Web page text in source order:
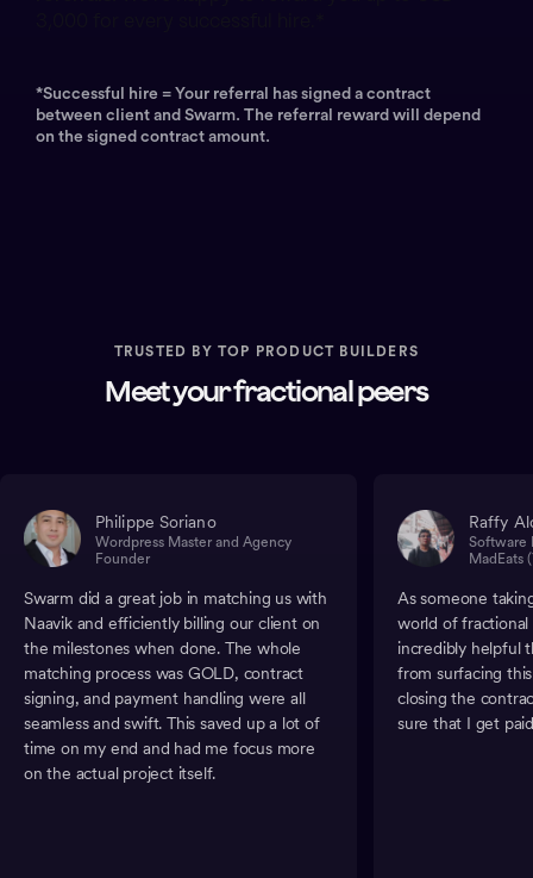
*Successful hire = Your referral has signed a contract
between client and Swarm. The referral reward will depend
on the signed contract amount.
TRUSTED BY TOP PRODUCT BUILDERS
Meet your fractional peers
Philippe Soriano
Wordpress Master and Agency
Founder
Swarm did a great job in matching us with
Naavik and efficiently billing our client on
the milestones when done. The whole
matching process was GOLD, contract
signing, and payment handling were all
seamless and swift. This saved up a lot of
time on my end and had me focus more
on the actual project itself.
Raffy
Software
MadEats
As someone
world of fractional
incredibly helpful
from surfacing
closing the
sure that I get